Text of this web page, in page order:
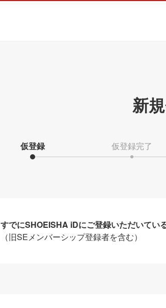
新
仮登録 仮登録完了
すでにSHOEISHA iDにご登録いただいてい
（旧SEメンバーシップ登録者を含む）